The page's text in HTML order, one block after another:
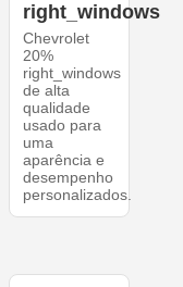
right_windows
Chevrolet
20%
right_windows
de alta
qualidade
usado para
uma
aparência e
desempenho
personalizados.